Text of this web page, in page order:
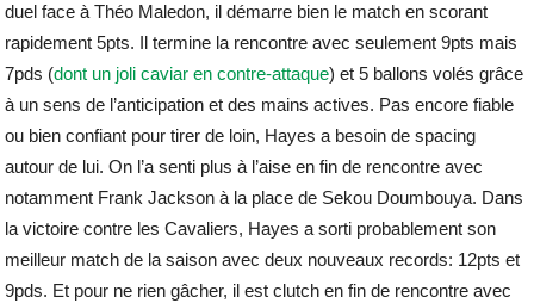
duel face à Théo Maledon, il démarre bien le match en scorant
rapidement 5pts. Il termine la rencontre avec seulement 9pts mais
7pds (dont un joli caviar en contre-attaque) et 5 ballons volés grâce
à un sens de l’anticipation et des mains actives. Pas encore fiable
ou bien confiant pour tirer de loin, Hayes a besoin de spacing
autour de lui. On l’a senti plus à l’aise en fin de rencontre avec
notamment Frank Jackson à la place de Sekou Doumbouya. Dans
la victoire contre les Cavaliers, Hayes a sorti probablement son
meilleur match de la saison avec deux nouveaux records: 12pts et
9pds. Et pour ne rien gâcher, il est clutch en fin de rencontre avec